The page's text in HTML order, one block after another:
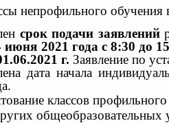
непрофильного
срок подачи заявлений
июня 2021 года с 8:30 до
г. Заявление по
дата начала
классов
общеобразовательных